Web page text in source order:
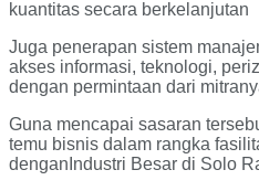
kuantitas secara berkelanjutan
Juga penerapan sistem
akses informasi, teknologi,
dengan permintaan dari
Guna mencapai sasaran
temu bisnis dalam rangka
denganIndustri Besar di Solo